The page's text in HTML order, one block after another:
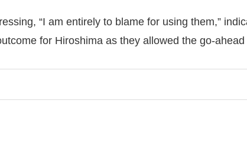
“I am entirely to blame for using them,”
for Hiroshima as they allowed the go-